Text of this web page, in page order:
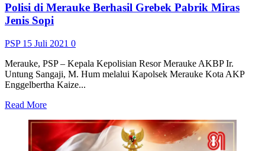
Pelayanan
di
Puskesmas
Rimba
Jaya
Tetap
Berjalan
Normal
Polisi di Merauke Berhasil Grebek Pabrik Miras
Jenis Sopi
PSP 15 Juli 2021 0
Merauke, PSP – Kepala Kepolisian Resor Merauke AKBP Ir.
Untung Sangaji, M. Hum melalui Kapolsek Merauke Kota AKP
Enggelbertha Kaize...
Read MoreRead
about
Polisi